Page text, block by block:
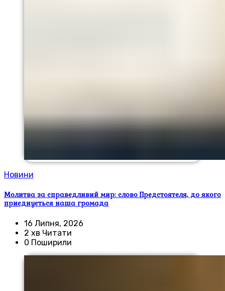
Новини
Молитва за справедливий мир: слово Предстоятеля, до якого
приєднується наша громада
16 Липня, 2026
2 хв Читати
0 Поширили